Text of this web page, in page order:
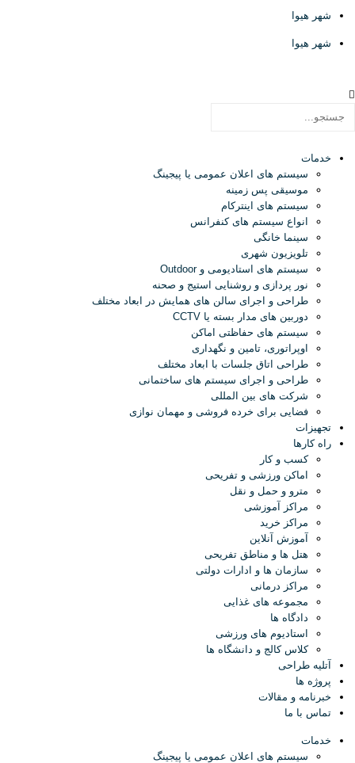
شهر هیوا
شهر هیوا
خدمات
سیستم های اعلان عمومی یا پیجینگ
موسیقی پس زمینه
سیستم های اینترکام
انواع سیستم های کنفرانس
سینما خانگی
تلویزیون شهری
سیستم های استادیومی و Outdoor
نور پردازی و روشنایی استیج و صحنه
طراحی و اجرای سالن های همایش در ابعاد مختلف
دوربین های مدار بسته یا CCTV
سیستم های حفاظتی اماکن
اوپراتوری، تامین و نگهداری
طراحی اتاق جلسات با ابعاد مختلف
طراحی و اجرای سیستم های ساختمانی
شرکت های بین المللی
فضایی برای خرده فروشی و مهمان نوازی
تجهیزات
راه کارها
کسب و کار
اماکن ورزشی و تفریحی
مترو و حمل و نقل
مراکز آموزشی
مراکز خرید
آموزش آنلاین
هتل ها و مناطق تفریحی
سازمان ها و ادارات دولتی
مراکز درمانی
مجموعه های غذایی
دادگاه ها
استادیوم های ورزشی
کلاس کالج و دانشگاه ها
آتلیه طراحی
پروژه ها
خبرنامه و مقالات
تماس با ما
خدمات
سیستم های اعلان عمومی یا پیجینگ